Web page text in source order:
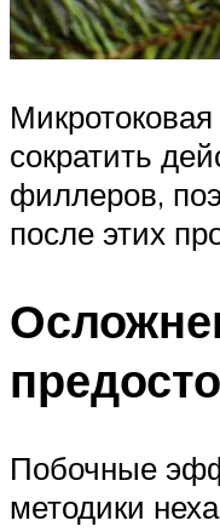
сократить
филлеров,
после этих
Побочные
методики